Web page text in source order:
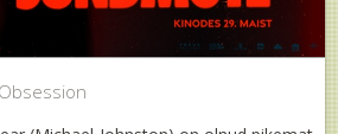
Obsession